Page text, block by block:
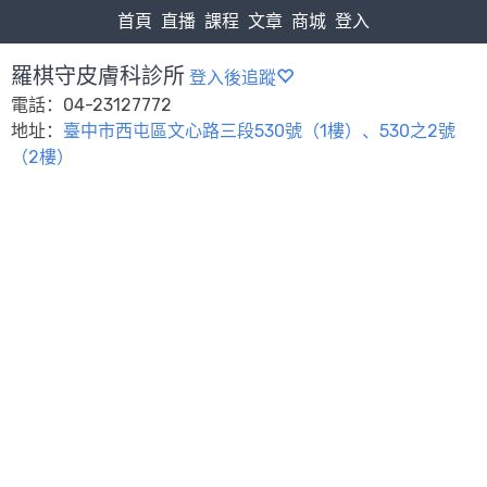
首頁 直播 課程 文章 商城 登入
羅棋守皮膚科診所 登入後追蹤
電話：04-23127772
地址： 臺中市西屯區文心路三段530號（1樓）、530之2號
（2樓）